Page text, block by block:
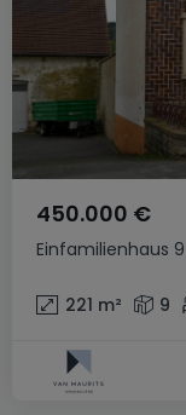
Einfamilienhaus
450.000 €
221 m² 9